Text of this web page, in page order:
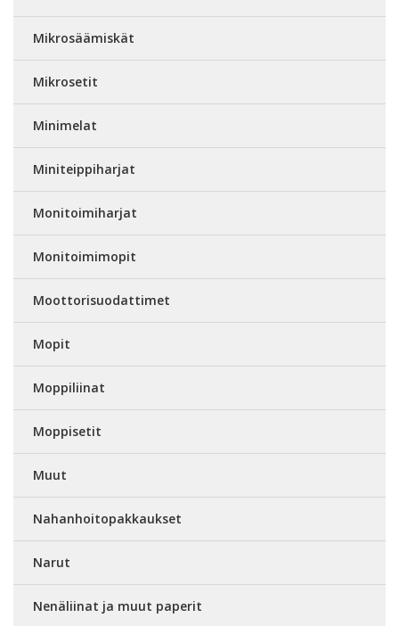
Mikrosäämiskät
Mikrosetit
Minimelat
Miniteippiharjat
Monitoimiharjat
Monitoimimopit
Moottorisuodattimet
Mopit
Moppiliinat
Moppisetit
Muut
Nahanhoitopakkaukset
Narut
Nenäliinat ja muut paperit